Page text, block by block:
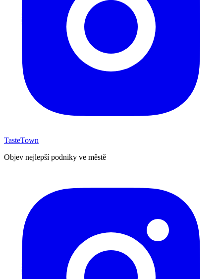
TasteTown
Objev nejlepší podniky ve městě